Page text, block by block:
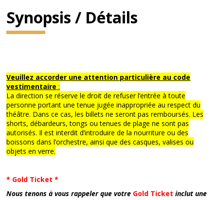
Synopsis / Détails
Veuillez accorder une attention particulière au code
vestimentaire :
La direction se réserve le droit de refuser l’entrée à toute
personne portant une tenue jugée inappropriée au respect du
théâtre. Dans ce cas, les billets ne seront pas remboursés. Les
shorts, débardeurs, tongs ou tenues de plage ne sont pas
autorisés. Il est interdit d’introduire de la nourriture ou des
boissons dans l’orchestre, ainsi que des casques, valises ou
objets en verre.
* Gold Ticket *
Nous tenons à vous rappeler que votre Gold Ticket inclut une